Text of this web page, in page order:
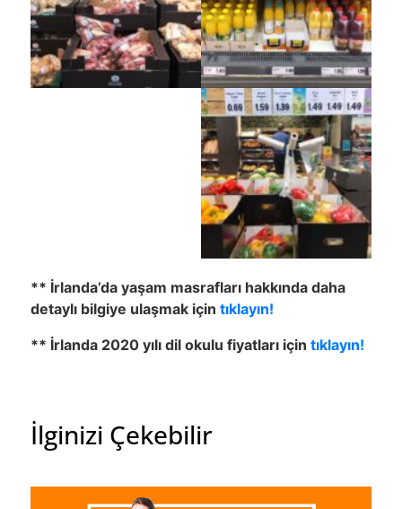
** İrlanda’da yaşam masrafları hakkında daha
detaylı bilgiye ulaşmak için tıklayın!
** İrlanda 2020 yılı dil okulu fiyatları için tıklayın!
İlginizi Çekebilir